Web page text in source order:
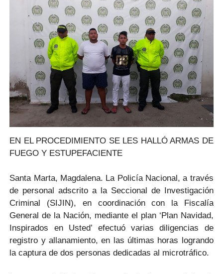
EN EL PROCEDIMIENTO SE LES HALLÓ ARMAS DE
FUEGO Y ESTUPEFACIENTE
Santa Marta, Magdalena. La Policía Nacional, a través
de personal adscrito a la Seccional de Investigación
Criminal (SIJIN), en coordinación con la Fiscalía
General de la Nación, mediante el plan ‘Plan Navidad,
Inspirados en Usted’ efectuó varias diligencias de
registro y allanamiento, en las últimas horas logrando
la captura de dos personas dedicadas al microtráfico.